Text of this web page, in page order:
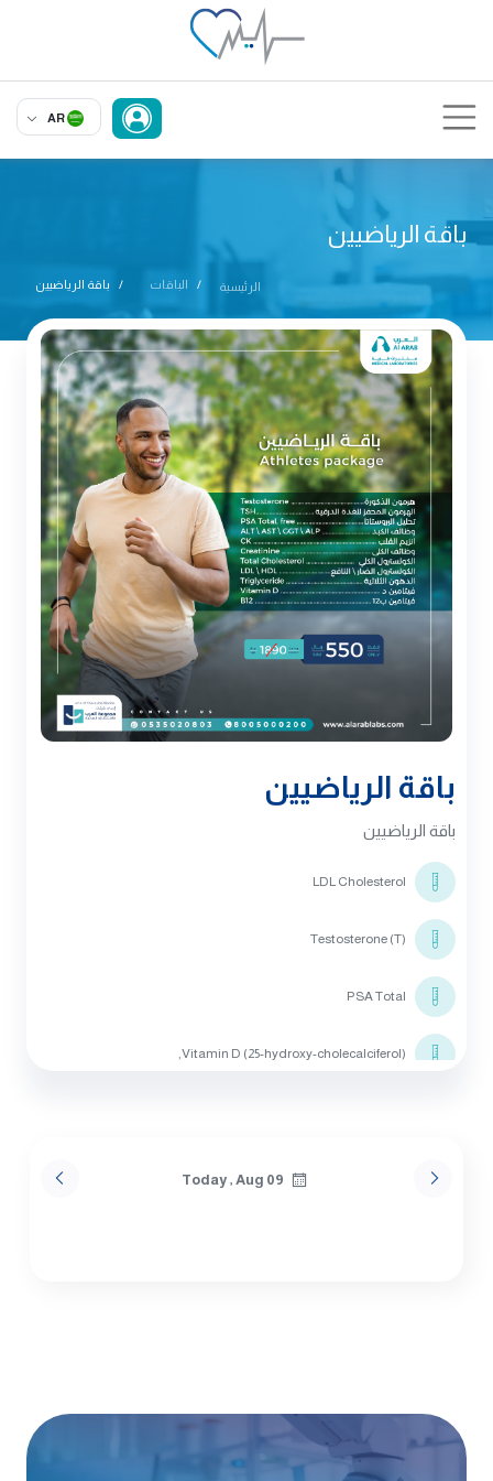
باقة الرياضيين
الرئيسية الباقات باقة الرياضيين
باقة الرياضيين
باقة الرياضيين
LDL Cholesterol
Testosterone (T)
PSA Total
Vitamin D (25-hydroxy-cholecalciferol),
ALT (SGPT)